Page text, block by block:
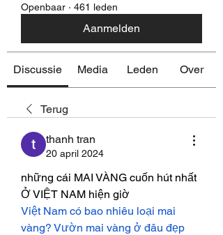
Openbaar · 461 leden
Aanmelden
Discussie Media Leden Over
Terug
thanh tran
20 april 2024
những cái MAI VÀNG cuốn hút nhất
Ở VIỆT NAM hiện giờ
Việt Nam có bao nhiêu loại mai
vàng? Vườn mai vàng ở đâu đẹp